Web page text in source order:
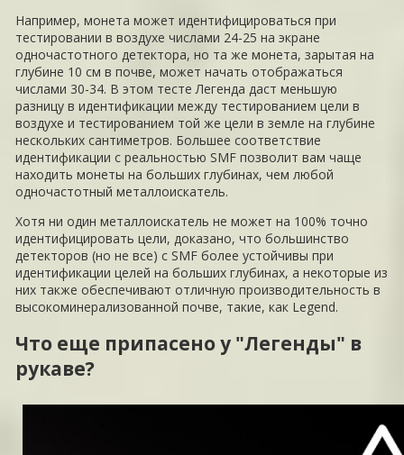
Например, монета может идентифицироваться при
тестировании в воздухе числами 24-25 на экране
одночастотного детектора, но та же монета, зарытая на
глубине 10 см в почве, может начать отображаться
числами 30-34. В этом тесте Легенда даст меньшую
разницу в идентификации между тестированием цели в
воздухе и тестированием той же цели в земле на глубине
нескольких сантиметров. Большее соответствие
идентификации с реальностью SMF позволит вам чаще
находить монеты на больших глубинах, чем любой
одночастотный металлоискатель.
Хотя ни один металлоискатель не может на 100% точно
идентифицировать цели, доказано, что большинство
детекторов (но не все) с SMF более устойчивы при
идентификации целей на больших глубинах, а некоторые из
них также обеспечивают отличную производительность в
высокоминерализованной почве, такие, как Legend.
Что еще припасено у "Легенды" в
рукаве?